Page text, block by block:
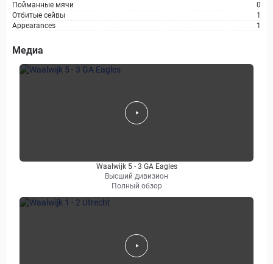
Пойманные мячи
0
Отбитые сейвы
1
Appearances
1
Медиа
Waalwijk 5 - 3 GA Eagles
Высший дивизион
Полный обзор